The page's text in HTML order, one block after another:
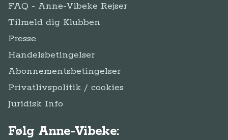
FAQ - Anne-Vibeke Rejser
Tilmeld dig Klubben
Presse
Handelsbetingelser
Abonnementsbetingelser
Privatlivspolitik / cookies
Juridisk Info
Følg Anne-Vibeke: